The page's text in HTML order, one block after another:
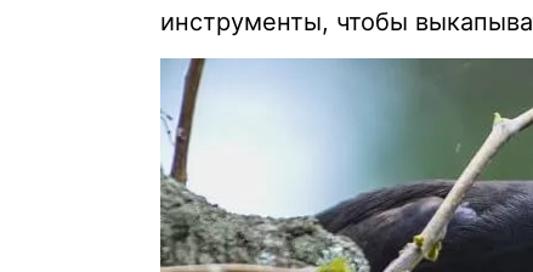
инструменты, чтобы